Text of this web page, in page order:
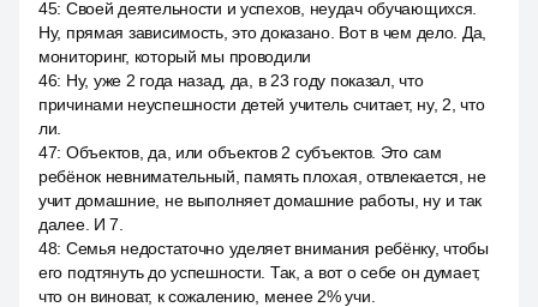
45: Своей деятельности и успехов, неудач обучающихся.
Ну, прямая зависимость, это доказано. Вот в чем дело. Да,
мониторинг, который мы проводили
46: Ну, уже 2 года назад, да, в 23 году показал, что
причинами неуспешности детей учитель считает, ну, 2, что
ли.
47: Объектов, да, или объектов 2 субъектов. Это сам
ребёнок невнимательный, память плохая, отвлекается, не
учит домашние, не выполняет домашние работы, ну и так
далее. И 7.
48: Семья недостаточно уделяет внимания ребёнку, чтобы
его подтянуть до успешности. Так, а вот о себе он думает,
что он виноват, к сожалению, менее 2% учи.